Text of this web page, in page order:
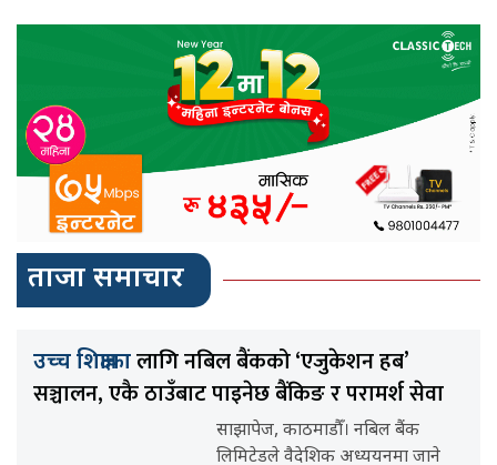
ताजा समाचार
उच्च शिक्षाकालागि नबिल बैंकको ‘एजुकेशन हब’
सञ्चालन, एकै ठाउँबाट पाइनेछ बैंकिङ र परामर्श सेवा
साझापेज, काठमाडौँ। नबिल बैंक
लिमिटेडले वैदेशिक अध्ययनमा जाने